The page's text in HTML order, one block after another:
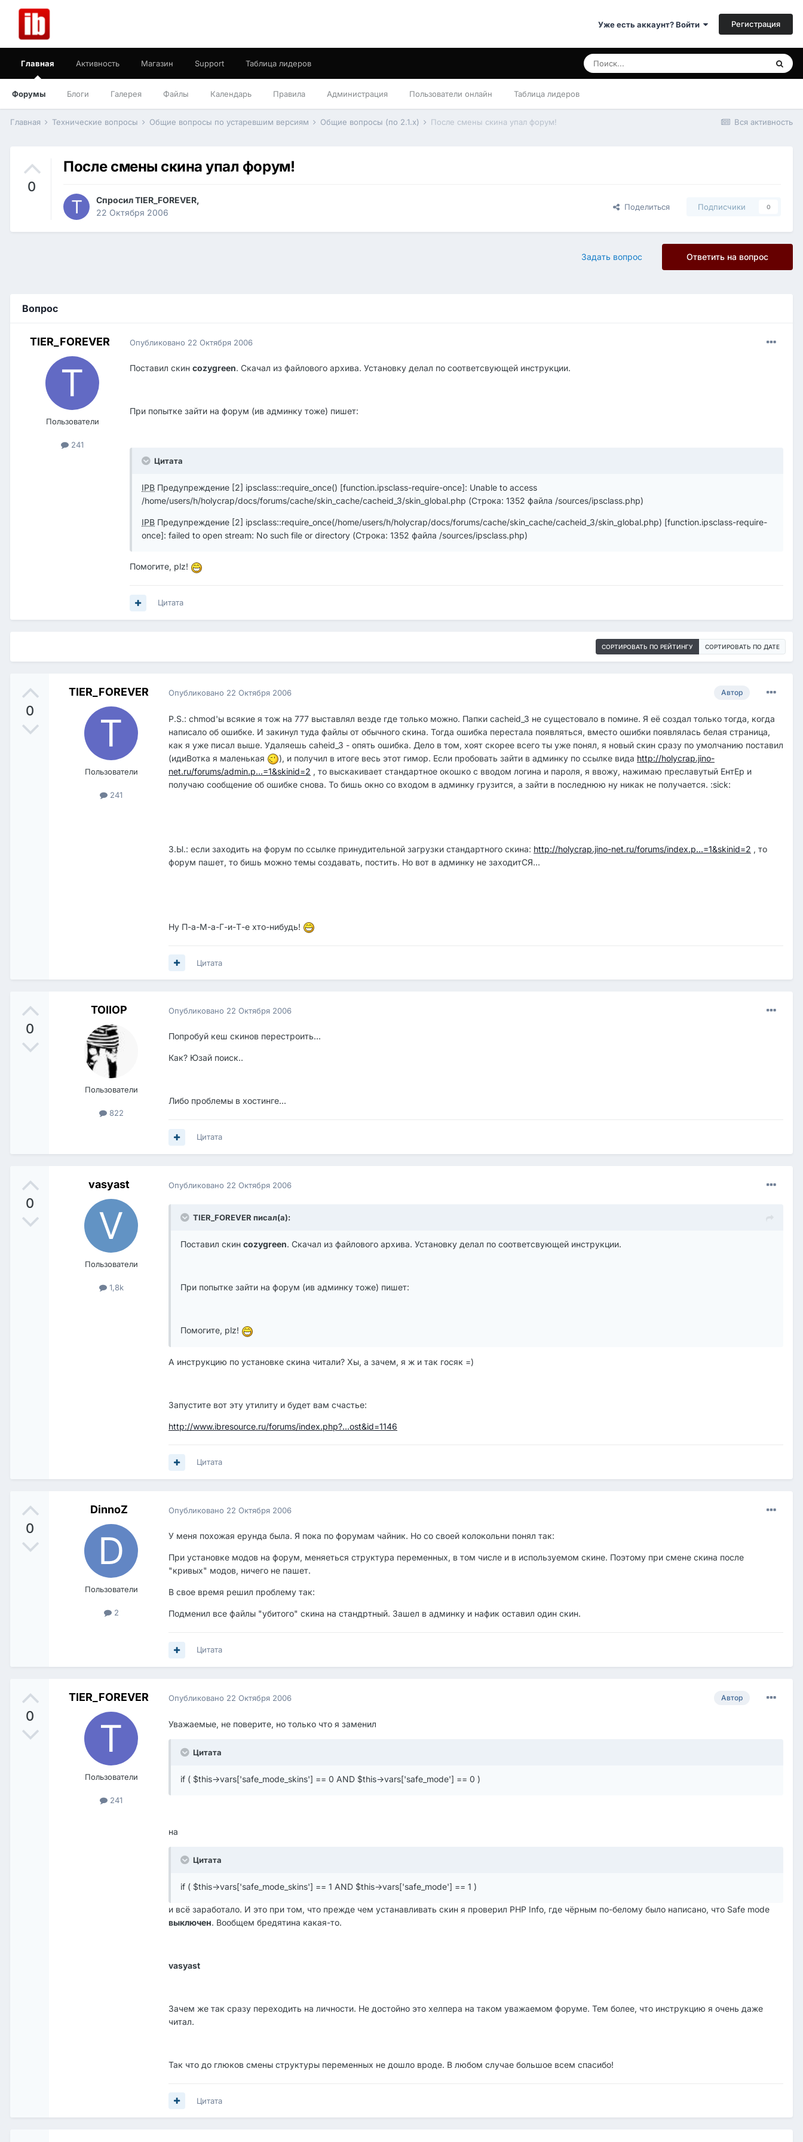
Уже есть аккаунт? Войти Регистрация
Главная
Форумы Блоги Галерея Файлы Календарь Правила Администрация Пользователи онлайн Таблица лидеров
Активность Магазин Support Таблица лидеров
Вся активность
Главная Технические вопросы Общие вопросы по устаревшим версиям Общие вопросы (по 2.1.x) После смены скина упал форум!
0
После смены скина упал форум!
СпросилTIER_FOREVER,
22 Октября 2006
Поделиться Подписчики 0
Ответить на вопрос
Задать вопрос
Вопрос
TIER_FOREVER
Пользователи
241
Опубликовано 22 Октября 2006
Поставил скин cozygreen. Скачал из файлового архива. Установку делал по соответсвующей инструкции.
При попытке зайти на форум (ив админку тоже) пишет:
Цитата
IPB Предупреждение [2] ipsclass::require_once() [function.ipsclass-require-once]: Unable to access
/home/users/h/holycrap/docs/forums/cache/skin_cache/cacheid_3/skin_global.php (Строка: 1352 файла /sources/ipsclass.php)
IPB Предупреждение [2] ipsclass::require_once(/home/users/h/holycrap/docs/forums/cache/skin_cache/cacheid_3/skin_global.php) [function.ipsclass-require-
once]: failed to open stream: No such file or directory (Строка: 1352 файла /sources/ipsclass.php)
Помогите, plz!
Цитата
СОРТИРОВАТЬ ПО РЕЙТИНГУ СОРТИРОВАТЬ ПО ДАТЕ
0
TIER_FOREVER
Пользователи
241
Автор
Опубликовано 22 Октября 2006
P.S.: chmod'ы всякие я тож на 777 выставлял везде где только можно. Папки cacheid_3 не сущестовало в помине. Я её создал только тогда, когда
написало об ошибке. И закинул туда файлы от обычного скина. Тогда ошибка перестала появляться, вместо ошибки появлялась белая страница,
как я уже писал выше. Удаляешь caheid_3 - опять ошибка. Дело в том, хоят скорее всего ты уже понял, я новый скин сразу по умолчанию поставил
(идиВотка я маленькая
), и получил в итоге весь этот гимор. Если пробовать зайти в админку по ссылке вида http://holycrap.jino-
net.ru/forums/admin.p...=1&skinid=2 , то выскакивает стандартное окошко с вводом логина и пароля, я ввожу, нажимаю преславутый ЕнтЕр и
получаю сообщение об ошибке снова. То бишь окно со входом в админку грузится, а зайти в последнюю ну никак не получается. :sick:
З.Ы.: если заходить на форум по ссылке принудительной загрузки стандартного скина: http://holycrap.jino-net.ru/forums/index.p...=1&skinid=2 , то
форум пашет, то бишь можно темы создавать, постить. Но вот в админку не заходитСЯ...
Ну П-а-М-а-Г-и-Т-е хто-нибудь!
Цитата
0
TOIIOP
Пользователи
822
Опубликовано 22 Октября 2006
Попробуй кеш скинов перестроить...
Как? Юзай поиск..
Либо проблемы в хостинге...
Цитата
0
vasyast
Пользователи
1,8k
Опубликовано 22 Октября 2006
TIER_FOREVER писал(а):
Поставил скин cozygreen. Скачал из файлового архива. Установку делал по соответсвующей инструкции.
При попытке зайти на форум (ив админку тоже) пишет:
Помогите, plz!
А инструкцию по установке скина читали? Хы, а зачем, я ж и так госяк =)
Запустите вот эту утилиту и будет вам счастье:
http://www.ibresource.ru/forums/index.php?...ost&id=1146
Цитата
0
DinnoZ
Пользователи
2
Опубликовано 22 Октября 2006
У меня похожая ерунда была. Я пока по форумам чайник. Но со своей колокольни понял так:
При установке модов на форум, меняеться структура переменных, в том числе и в используемом скине. Поэтому при смене скина после
"кривых" модов, ничего не пашет.
В свое время решил проблему так:
Подменил все файлы "убитого" скина на стандртный. Зашел в админку и нафик оставил один скин.
Цитата
0
TIER_FOREVER
Пользователи
241
Автор
Опубликовано 22 Октября 2006
Уважаемые, не поверите, но только что я заменил
Цитата
if ( $this->vars['safe_mode_skins'] == 0 AND $this->vars['safe_mode'] == 0 )
на
Цитата
if ( $this->vars['safe_mode_skins'] == 1 AND $this->vars['safe_mode'] == 1 )
и всё заработало. И это при том, что прежде чем устанавливать скин я проверил PHP Info, где чёрным по-белому было написано, что Safe mode
выключен. Вообщем бредятина какая-то.
vasyast
Зачем же так сразу переходить на личности. Не достойно это хелпера на таком уважаемом форуме. Тем более, что инструкцию я очень даже
читал.
Так что до глюков смены структуры переменных не дошло вроде. В любом случае большое всем спасибо!
Цитата